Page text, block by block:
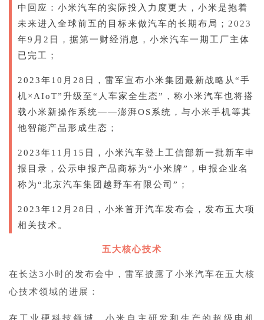
中回应：小米汽车的实际投入力度更大，小米是抱着
未来进入全球前五的目标来做汽车的长期布局；2023
年9月2日，据第一财经消息，小米汽车一期工厂主体
已完工；
2023年10月28日，雷军宣布小米集团最新战略从“手
机×AIoT”升级至“人车家全生态”，称小米汽车也将搭
载小米新操作系统——澎湃OS系统，与小米手机等其
他智能产品形成生态；
2023年11月15日，小米汽车登上工信部新一批新车申
报目录，公示申报产品商标为“小米牌”，申报企业名
称为“北京汽车集团越野车有限公司”；
2023年12月28日，小米首开汽车发布会，发布五大项
相关技术。
五大核心技术
在长达3小时的发布会中，雷军披露了小米汽车在五大核
心技术领域的进展：
在工业硬科技领域，小米自主研发和生产的超级电机